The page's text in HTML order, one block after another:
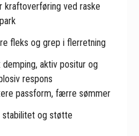
kraftoverføring ved raske
fleks og grep i flerretning
demping, aktiv positur og
respons
passform, færre sømmer
stabilitet og støtte